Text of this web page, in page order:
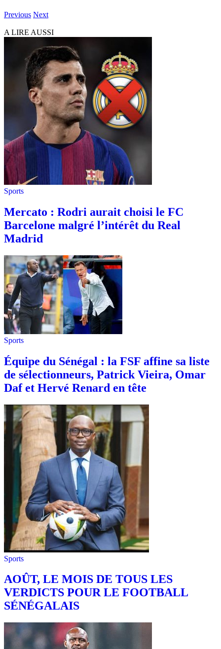
Previous Next
A LIRE AUSSI
Sports
Mercato : Rodri aurait choisi le FC
Barcelone malgré l’intérêt du Real
Madrid
Sports
Équipe du Sénégal : la FSF affine sa liste
de sélectionneurs, Patrick Vieira, Omar
Daf et Hervé Renard en tête
Sports
AOÛT, LE MOIS DE TOUS LES
VERDICTS POUR LE FOOTBALL
SÉNÉGALAIS